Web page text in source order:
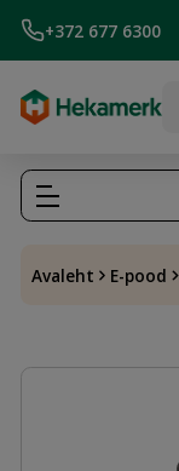
+372 677 6300
Avaleht E-pood